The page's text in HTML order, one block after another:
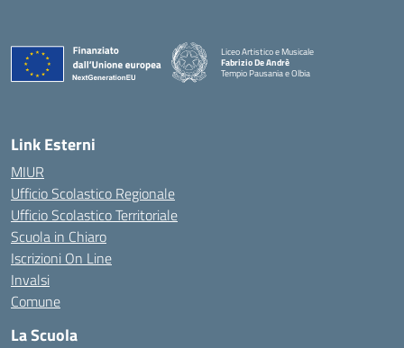
Liceo Artistico e Musicale
Fabrizio De Andrè
Tempio Pausania e Olbia
— Visita la pagina iniziale della scuola
Link Esterni
MIUR
Ufficio Scolastico Regionale
Ufficio Scolastico Territoriale
Scuola in Chiaro
Iscrizioni On Line
Invalsi
Comune
La Scuola